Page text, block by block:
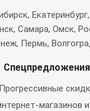
Самара, Омск,
Пермь,
Спецпредложения
Прогрессивные
магазинов